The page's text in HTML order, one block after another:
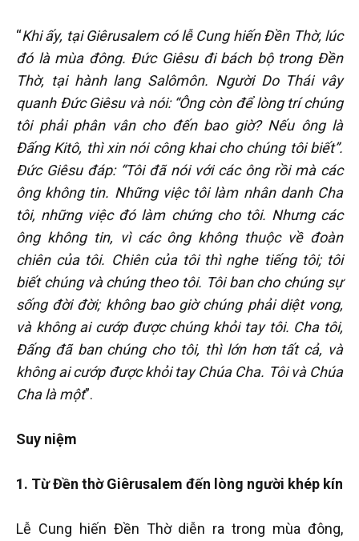
“Khi ấy, tại Giêrusalem có lễ Cung hiến Đền Thờ, lúc
đó là mùa đông. Đức Giêsu đi bách bộ trong Đền
Thờ, tại hành lang Salômôn. Người Do Thái vây
quanh Đức Giêsu và nói: “Ông còn để lòng trí chúng
tôi phải phân vân cho đến bao giờ? Nếu ông là
Đấng Kitô, thì xin nói công khai cho chúng tôi biết”.
Đức Giêsu đáp: “Tôi đã nói với các ông rồi mà các
ông không tin. Những việc tôi làm nhân danh Cha
tôi, những việc đó làm chứng cho tôi. Nhưng các
ông không tin, vì các ông không thuộc về đoàn
chiên của tôi. Chiên của tôi thì nghe tiếng tôi; tôi
biết chúng và chúng theo tôi. Tôi ban cho chúng sự
sống đời đời; không bao giờ chúng phải diệt vong,
và không ai cướp được chúng khỏi tay tôi. Cha tôi,
Đấng đã ban chúng cho tôi, thì lớn hơn tất cả, và
không ai cướp được khỏi tay Chúa Cha. Tôi và Chúa
Cha là một”.
Suy niệm
1. Từ Đền thờ Giêrusalem đến lòng người khép kín
Lễ Cung hiến Đền Thờ diễn ra trong mùa đông,